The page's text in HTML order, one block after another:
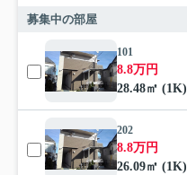
募集中の部屋
101
8.8万円
28.48㎡ (1K)
202
8.8万円
26.09㎡ (1K)